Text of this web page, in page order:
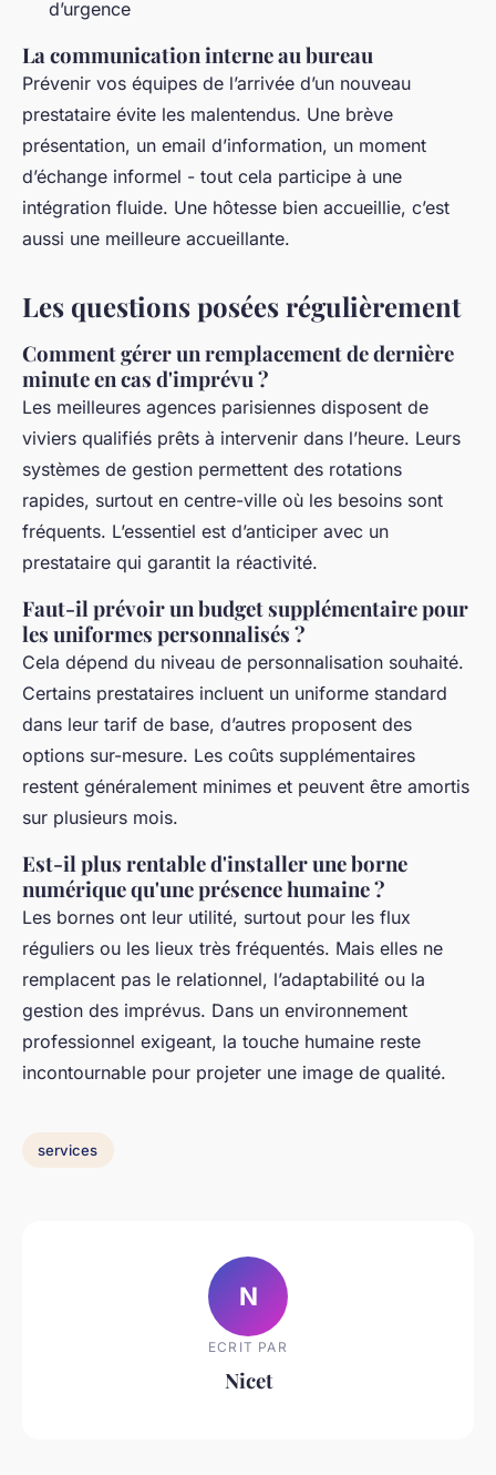
d’urgence
La communication interne au bureau
Prévenir vos équipes de l’arrivée d’un nouveau
prestataire évite les malentendus. Une brève
présentation, un email d’information, un moment
d’échange informel - tout cela participe à une
intégration fluide. Une hôtesse bien accueillie, c’est
aussi une meilleure accueillante.
Les questions posées régulièrement
Comment gérer un remplacement de dernière
minute en cas d'imprévu ?
Les meilleures agences parisiennes disposent de
viviers qualifiés prêts à intervenir dans l’heure. Leurs
systèmes de gestion permettent des rotations
rapides, surtout en centre-ville où les besoins sont
fréquents. L’essentiel est d’anticiper avec un
prestataire qui garantit la réactivité.
Faut-il prévoir un budget supplémentaire pour
les uniformes personnalisés ?
Cela dépend du niveau de personnalisation souhaité.
Certains prestataires incluent un uniforme standard
dans leur tarif de base, d’autres proposent des
options sur-mesure. Les coûts supplémentaires
restent généralement minimes et peuvent être amortis
sur plusieurs mois.
Est-il plus rentable d'installer une borne
numérique qu'une présence humaine ?
Les bornes ont leur utilité, surtout pour les flux
réguliers ou les lieux très fréquentés. Mais elles ne
remplacent pas le relationnel, l’adaptabilité ou la
gestion des imprévus. Dans un environnement
professionnel exigeant, la touche humaine reste
incontournable pour projeter une image de qualité.
services
N
ECRIT PAR
Nicet